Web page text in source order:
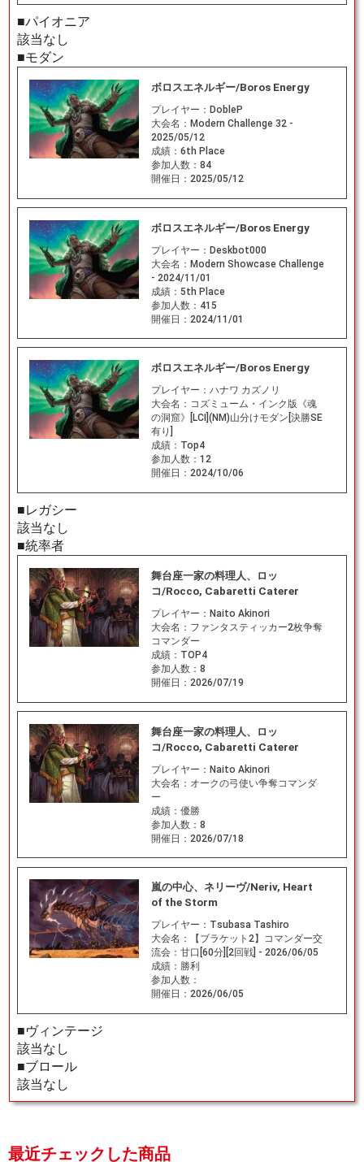
■パイオニア
該当なし
■モダン
ボロスエネルギー/Boros Energy
プレイヤー： DobleP
大会名： Modern Challenge 32 -
2025/05/12
成績： 6th Place
参加人数： 84
開催日： 2025/05/12
ボロスエネルギー/Boros Energy
プレイヤー： Deskbot000
大会名： Modern Showcase Challenge
- 2024/11/01
成績： 5th Place
参加人数： 415
開催日： 2024/11/01
ボロスエネルギー/Boros Energy
プレイヤー： ハナワ カズノリ
大会名： コズミューム・インク版《魂
の洞窟》[LCI](NM)山分けモダン[決勝SE
有り]
成績： Top4
参加人数： 12
開催日： 2024/10/06
■レガシー
該当なし
■統率者
舞台座一家の料理人、ロッ
コ/Rocco, Cabaretti Caterer
プレイヤー： Naito Akinori
大会名： ファンタスティッカー2枚争奪
コマンダー
成績： TOP4
参加人数： 8
開催日： 2026/07/19
舞台座一家の料理人、ロッ
コ/Rocco, Cabaretti Caterer
プレイヤー： Naito Akinori
大会名： オークの弓使い争奪コマンダ
ー
成績： 優勝
参加人数： 8
開催日： 2026/07/18
嵐の中心、ネリーヴ/Neriv, Heart
of the Storm
プレイヤー： Tsubasa Tashiro
大会名：
【ブラケット2】コマンダー交
流会：甘口[60分][2回戦] - 2026/06/05
成績： 勝利
参加人数：
開催日： 2026/06/05
■ヴィンテージ
該当なし
■ブロール
該当なし
最近チェックした商品